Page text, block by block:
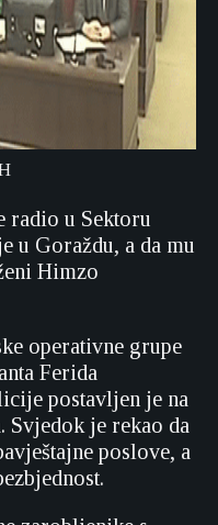
radio u Sektoru
u Goraždu, a da mu
Himzo
operativne grupe
Ferida
postavljen je na
je rekao da
poslove, a